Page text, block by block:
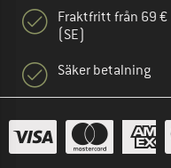
Fraktfritt från 69 €
(SE)
Säker betalning